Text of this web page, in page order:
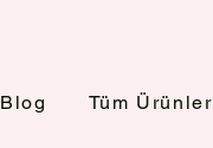
Blog Tüm Ürünler